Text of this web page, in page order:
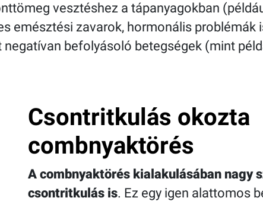
vesztéshez a tápanyagokban
emésztési zavarok, hormonális problémák
befolyásoló betegségek (mint
Csontritkulás okozta
combnyaktörés
A combnyaktörés kialakulásában nagy
csontritkulás is. Ez egy igen alattomos